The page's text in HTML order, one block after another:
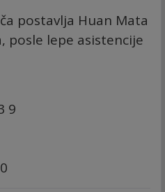
postavlja Huan Mata
posle lepe asistencije
9